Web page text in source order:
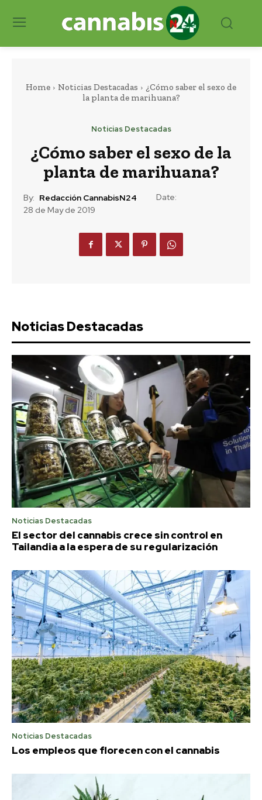
Home Noticias Destacadas
¿Cómo saber el sexo de
la planta de marihuana?
Noticias Destacadas
¿Cómo saber el sexo de la
planta de marihuana?
By: Redacción CannabisN24
Date:
28 de May de 2019
Noticias Destacadas
Noticias Destacadas
El sector del cannabis crece sin control en
Tailandia a la espera de su regularización
Noticias Destacadas
Los empleos que florecen con el cannabis